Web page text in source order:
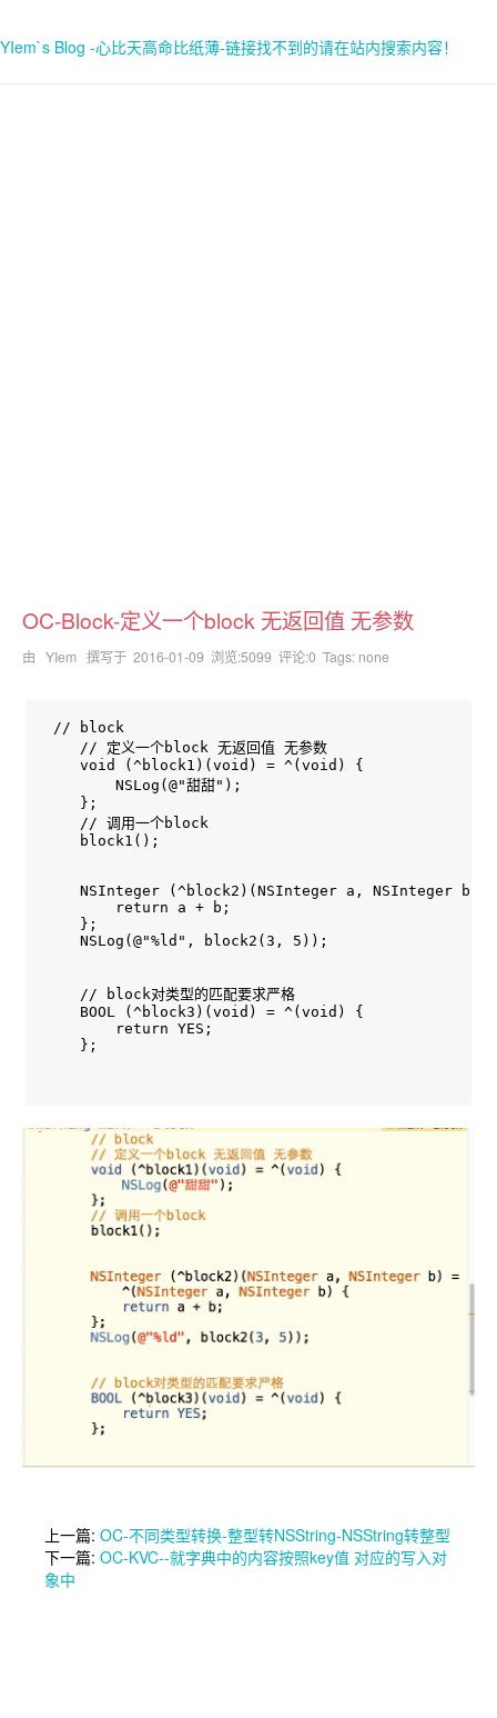
YIem`s Blog -心比天高命比纸薄-链接找不到的请在站内搜索内容！
OC-Block-定义一个block 无返回值 无参数
由 YIem 撰写于 2016-01-09 浏览:5099 评论:0 Tags: none
// block
    // 定义一个block 无返回值 无参数
    void (^block1)(void) = ^(void) {
        NSLog(@"甜甜");
    };
    // 调用一个block
    block1();
NSInteger (^block2)(NSInteger a, NSInteger b)
        return a + b;
    };
    NSLog(@"%ld", block2(3, 5));
    // block对类型的匹配要求严格
    BOOL (^block3)(void) = ^(void) {
        return YES;
    };
上一篇: OC-不同类型转换-整型转NSString-NSString转整型
下一篇: OC-KVC--就字典中的内容按照key值 对应的写入对
象中